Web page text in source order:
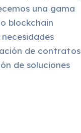
una gama
blockchain
de contratos
de soluciones